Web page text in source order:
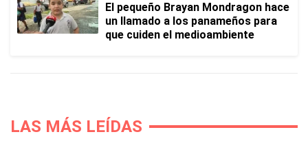
El pequeño Brayan Mondragon hace
un llamado a los panameños para
que cuiden el medioambiente
LAS MÁS LEÍDAS